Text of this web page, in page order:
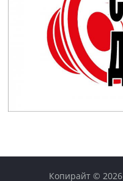
Копирайт © 2026